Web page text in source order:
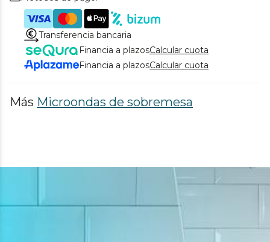
Transferencia bancaria
Financia a plazosCalcular cuota
Financia a plazosCalcular cuota
Más Microondas de sobremesa